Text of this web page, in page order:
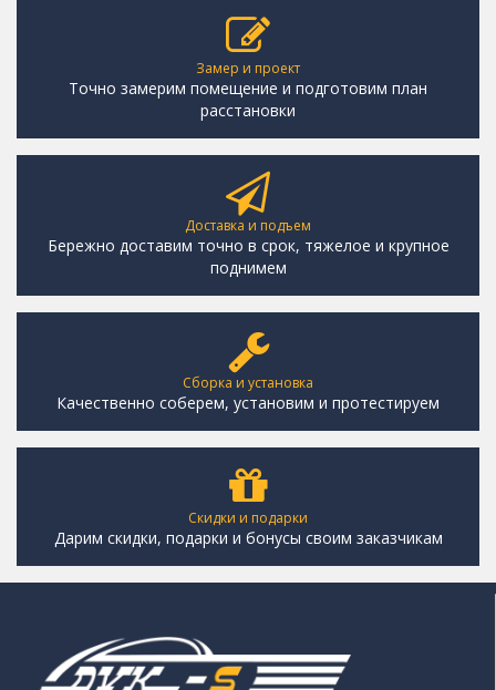
Замер и проект
Точно замерим помещение и подготовим план
расстановки
Доставка и подъем
Бережно доставим точно в срок, тяжелое и крупное
поднимем
Сборка и установка
Качественно соберем, установим и протестируем
Скидки и подарки
Дарим скидки, подарки и бонусы своим заказчикам